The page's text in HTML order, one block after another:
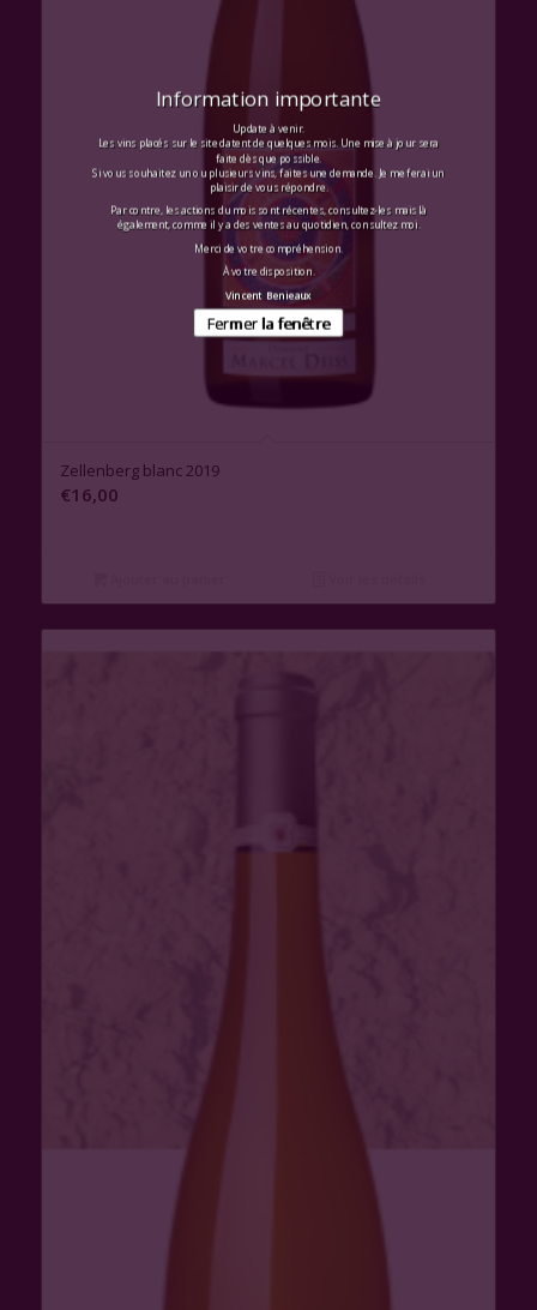
Zellenberg blanc 2019
€16,00
Information importante
Update à venir.
Les vins placés sur le site datent de quelques mois. Une mise à jour sera
faite dès que possible.
Si vous souhaitez un ou plusieurs vins, faites une demande. Je me ferai un
plaisir de vous répondre.
Par contre, les actions du mois sont récentes, consultez-les mais là
également, comme il y a des ventes au quotidien, consultez moi.
Merci de votre compréhension.
À votre disposition.
Vincent Benieaux
Fermer la fenêtre